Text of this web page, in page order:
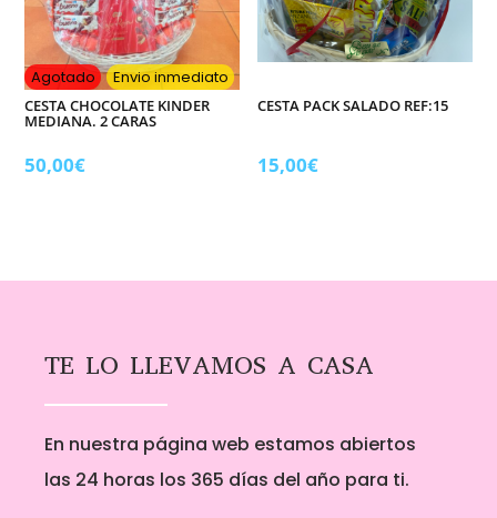
Agotado Envio inmediato
CESTA CHOCOLATE KINDER
MEDIANA. 2 CARAS
50,00€
CESTA PACK SALADO REF:15
15,00€
TE LO LLEVAMOS A CASA
En nuestra página web estamos abiertos
las 24 horas los 365 días del año para ti.